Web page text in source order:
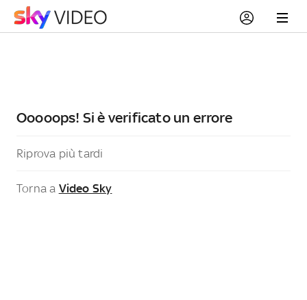
Ooooops! Si è verificato un errore
Riprova più tardi
Torna a Video Sky